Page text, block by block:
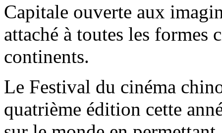
Capitale ouverte aux
attaché à toutes les formes
continents.
Le Festival du cinéma
quatrième édition cette